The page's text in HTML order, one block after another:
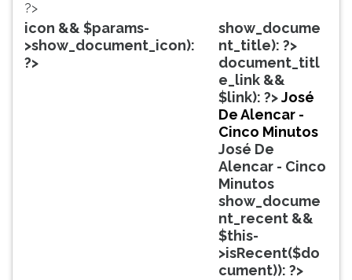
leitor
pausar
?>
icon && $params-
>show_document_icon):
?>
show_docume
nt_title): ?>
document_titl
e_link &&
$link): ?>José
De Alencar -
Cinco Minutos
José De
Alencar - Cinco
Minutos
show_docume
nt_recent &&
$this-
>isRecent($do
cument)): ?>